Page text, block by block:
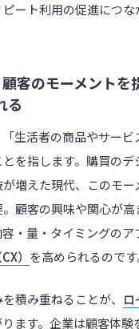
ート利用の促進につな
顧客のモーメント
る
生活者の商品やサー
を指します。購買のデ
増えた現代、このモー
顧客の興味や関心が高
・量・タイミングのア
） を高められるのです
積み重ねることが、
ます。企業は顧客体験